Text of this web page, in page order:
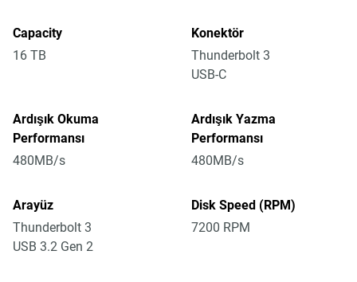
Capacity
16 TB
Konektör
Thunderbolt 3
USB-C
Ardışık Okuma
Performansı
480MB/s
Ardışık Yazma
Performansı
480MB/s
Arayüz
Thunderbolt 3
USB 3.2 Gen 2
Disk Speed (RPM)
7200 RPM